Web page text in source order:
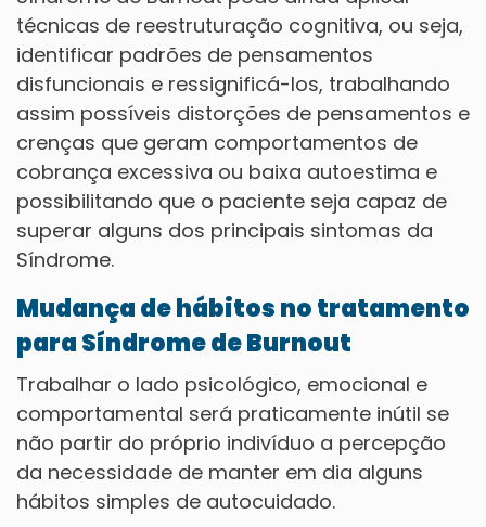
técnicas de reestruturação cognitiva, ou seja,
identificar padrões de pensamentos
disfuncionais e ressignificá-los, trabalhando
assim possíveis distorções de pensamentos e
crenças que geram comportamentos de
cobrança excessiva ou baixa autoestima e
possibilitando que o paciente seja capaz de
superar alguns dos principais sintomas da
Síndrome.
Mudança de hábitos no tratamento
para Síndrome de Burnout
Trabalhar o lado psicológico, emocional e
comportamental será praticamente inútil se
não partir do próprio indivíduo a percepção
da necessidade de manter em dia alguns
hábitos simples de autocuidado.